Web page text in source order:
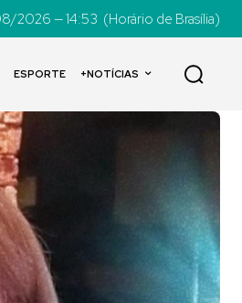
2026 — 14:53 (Horário de Brasília)
ESPORTE +NOTÍCIAS